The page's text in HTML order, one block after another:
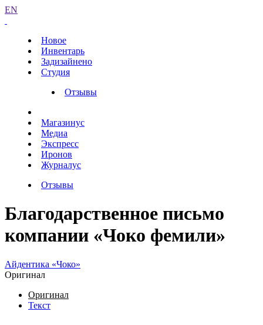
EN
Новое
Инвентарь
Задизайнено
Студия
Отзывы
Магазинус
Медиа
Экспресс
Иронов
Журналус
Отзывы
Благодарственное письмо
компании «Чоко фемили»
Айдентика «Чоко»
Оригинал
Оригинал
Текст